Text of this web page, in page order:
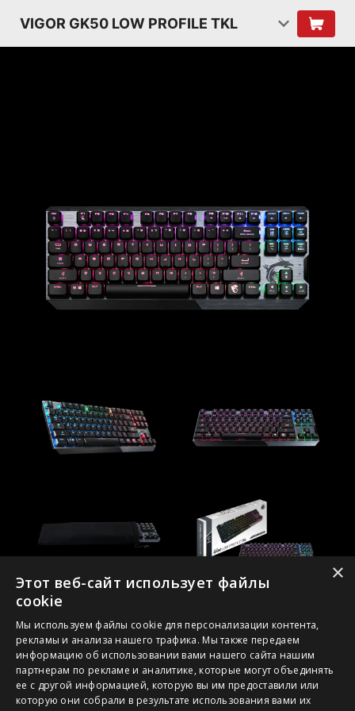
VIGOR GK50 LOW PROFILE TKL
1. Спецификации могут отличаться от приведенной на сайте
в зависимости от региона распространения изделия.
×
Этот веб-сайт использует файлы
cookie
Мы используем файлы cookie для персонализации контента,
рекламы и анализа нашего трафика. Мы также передаем
информацию об использовании вами нашего сайта нашим
партнерам по рекламе и аналитике, которые могут объединять
ее с другой информацией, которую вы им предоставили или
которую они собрали в результате использования вами их